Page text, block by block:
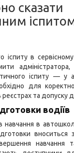
сказати
іспиту в
іспиту — у
для
реєстрах та допуску
водіїв
в
вноситься
навчання